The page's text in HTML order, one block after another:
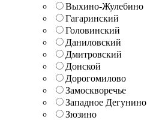
Выхино-Жулебино
Гагаринский
Головинский
Даниловский
Дмитровский
Донской
Дорогомилово
Замоскворечье
Западное Дегунино
Зюзино